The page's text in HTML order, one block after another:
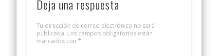
Deja una respuesta
Tu dirección de correo electrónico no será
publicada. Los campos obligatorios están
marcados con *